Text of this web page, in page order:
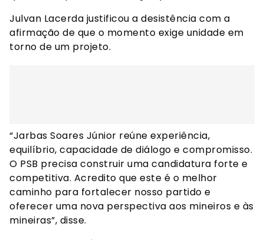
Julvan Lacerda justificou a desistência com a
afirmação de que o momento exige unidade em
torno de um projeto.
“Jarbas Soares Júnior reúne experiência,
equilíbrio, capacidade de diálogo e compromisso.
O PSB precisa construir uma candidatura forte e
competitiva. Acredito que este é o melhor
caminho para fortalecer nosso partido e
oferecer uma nova perspectiva aos mineiros e às
mineiras”, disse.